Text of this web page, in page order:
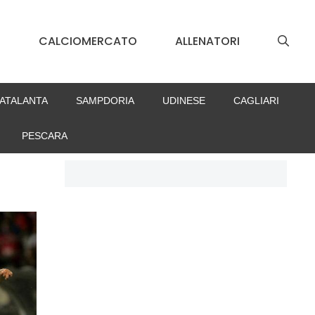
CALCIOMERCATO ALLENATORI
SAMPDORIA UDINESE CAGLIARI
PESCARA